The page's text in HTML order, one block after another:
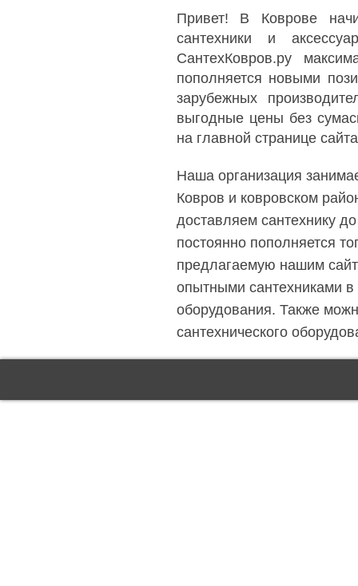
Привет! В Коврове
сантехники и
СантехКовров.ру
пополняется новыми
зарубежных
выгодные цены без
на главной странице
Наша организация
Ковров и ковровском
доставляем сантехнику
постоянно пополняется
предлагаемую нашим
опытными сантехниками
оборудования. Также
сантехнического